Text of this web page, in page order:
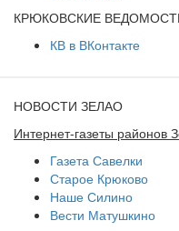
КРЮКОВСКИЕ
КВ в ВКонтакте
НОВОСТИ ЗЕЛАО
Интернет-газеты районов
Газета Савелки
Старое Крюково
Наше Силино
Вести Матушкино